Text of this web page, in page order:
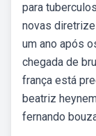
para
novas
um ano após
chegada de
frança está
beatriz
fernando